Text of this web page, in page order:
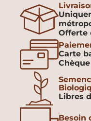
Offerte
Carte
Chèque
Libres
Besoin